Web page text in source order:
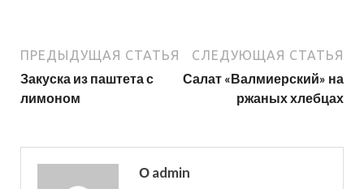
ПРЕДЫДУЩАЯ СТАТЬЯ
Закуска из паштета с
лимоном
СЛЕДУЮЩАЯ СТАТЬЯ
Салат «Валмиерский» на
ржаных хлебцах
О admin